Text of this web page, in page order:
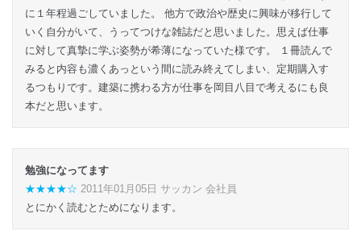
に１年程過ごしていました。 他方で政治や歴史に興味が移行して
いく自分がいて、うってつけな雑誌だと思いました。思えば仕事
に対して真摯に学ぶ姿勢が希薄になっていた様です。 １冊読んで
みると内容も濃くあっという間に読み終えてしまい、定期購入す
るつもりです。建築に携わる方が仕事を岡目八目で考えるにも良
本だと思います。
勉強になってます
★★★★☆ 2011年01月05日 サッカン 会社員
とにかく読むとためになります。